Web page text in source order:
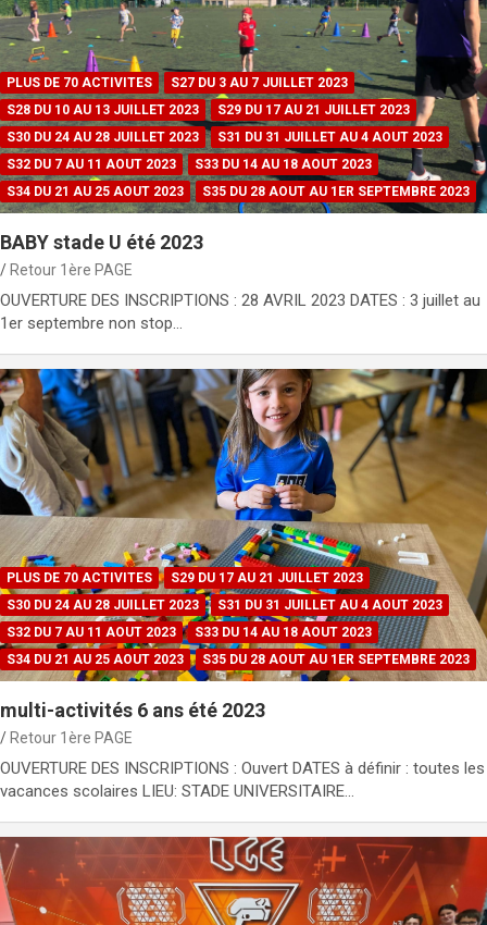
PLUS DE 70 ACTIVITES
S27 DU 3 AU 7 JUILLET 2023
S28 DU 10 AU 13 JUILLET 2023
S29 DU 17 AU 21 JUILLET 2023
S30 DU 24 AU 28 JUILLET 2023
S31 DU 31 JUILLET AU 4 AOUT 2023
S32 DU 7 AU 11 AOUT 2023
S33 DU 14 AU 18 AOUT 2023
S34 DU 21 AU 25 AOUT 2023
S35 DU 28 AOUT AU 1ER SEPTEMBRE 2023
BABY stade U été 2023
Retour 1ère PAGE
OUVERTURE DES INSCRIPTIONS : 28 AVRIL 2023 DATES : 3 juillet au
1er septembre non stop…
PLUS DE 70 ACTIVITES
S29 DU 17 AU 21 JUILLET 2023
S30 DU 24 AU 28 JUILLET 2023
S31 DU 31 JUILLET AU 4 AOUT 2023
S32 DU 7 AU 11 AOUT 2023
S33 DU 14 AU 18 AOUT 2023
S34 DU 21 AU 25 AOUT 2023
S35 DU 28 AOUT AU 1ER SEPTEMBRE 2023
multi-activités 6 ans été 2023
Retour 1ère PAGE
OUVERTURE DES INSCRIPTIONS : Ouvert DATES à définir : toutes les
vacances scolaires LIEU: STADE UNIVERSITAIRE…